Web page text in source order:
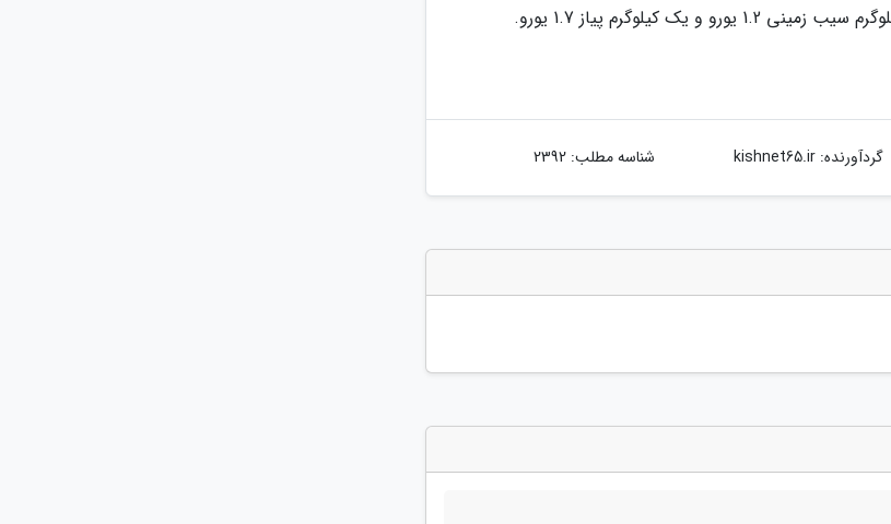
گردآورنده:kishnet65.ir شناسه مطلب: 2392